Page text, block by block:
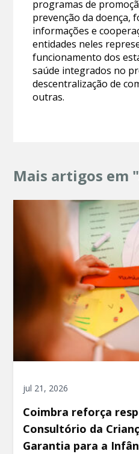
programas de
prevenção da doença,
informações e
entidades neles
funcionamento dos
saúde integrados no
descentralização de
outras.
Mais artigos em
jul 21, 2026
Coimbra reforça
Consultório da
Garantia para a